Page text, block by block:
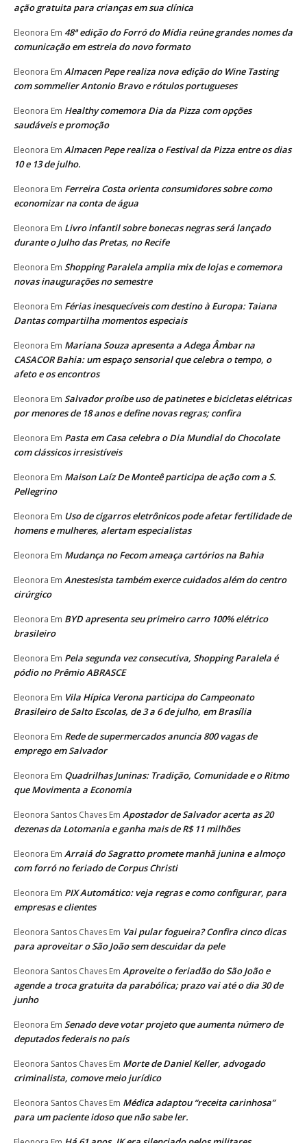
ação gratuita para crianças em sua clínica
Eleonora Em 48ª edição do Forró do Mídia reúne grandes nomes da
comunicação em estreia do novo formato
Eleonora Em Almacen Pepe realiza nova edição do Wine Tasting
com sommelier Antonio Bravo e rótulos portugueses
Eleonora Em Healthy comemora Dia da Pizza com opções
saudáveis e promoção
Eleonora Em Almacen Pepe realiza o Festival da Pizza entre os dias
10 e 13 de julho.
Eleonora Em Ferreira Costa orienta consumidores sobre como
economizar na conta de água
Eleonora Em Livro infantil sobre bonecas negras será lançado
durante o Julho das Pretas, no Recife
Eleonora Em Shopping Paralela amplia mix de lojas e comemora
novas inaugurações no semestre
Eleonora Em Férias inesquecíveis com destino à Europa: Taiana
Dantas compartilha momentos especiais
Eleonora Em Mariana Souza apresenta a Adega Âmbar na
CASACOR Bahia: um espaço sensorial que celebra o tempo, o
afeto e os encontros
Eleonora Em Salvador proíbe uso de patinetes e bicicletas elétricas
por menores de 18 anos e define novas regras; confira
Eleonora Em Pasta em Casa celebra o Dia Mundial do Chocolate
com clássicos irresistíveis
Eleonora Em Maison Laíz De Monteê participa de ação com a S.
Pellegrino
Eleonora Em Uso de cigarros eletrônicos pode afetar fertilidade de
homens e mulheres, alertam especialistas
Eleonora Em Mudança no Fecom ameaça cartórios na Bahia
Eleonora Em Anestesista também exerce cuidados além do centro
cirúrgico
Eleonora Em BYD apresenta seu primeiro carro 100% elétrico
brasileiro
Eleonora Em Pela segunda vez consecutiva, Shopping Paralela é
pódio no Prêmio ABRASCE
Eleonora Em Vila Hípica Verona participa do Campeonato
Brasileiro de Salto Escolas, de 3 a 6 de julho, em Brasília
Eleonora Em Rede de supermercados anuncia 800 vagas de
emprego em Salvador
Eleonora Em Quadrilhas Juninas: Tradição, Comunidade e o Ritmo
que Movimenta a Economia
Eleonora Santos Chaves Em Apostador de Salvador acerta as 20
dezenas da Lotomania e ganha mais de R$ 11 milhões
Eleonora Em Arraiá do Sagratto promete manhã junina e almoço
com forró no feriado de Corpus Christi
Eleonora Em PIX Automático: veja regras e como configurar, para
empresas e clientes
Eleonora Santos Chaves Em Vai pular fogueira? Confira cinco dicas
para aproveitar o São João sem descuidar da pele
Eleonora Santos Chaves Em Aproveite o feriadão do São João e
agende a troca gratuita da parabólica; prazo vai até o dia 30 de
junho
Eleonora Em Senado deve votar projeto que aumenta número de
deputados federais no país
Eleonora Santos Chaves Em Morte de Daniel Keller, advogado
criminalista, comove meio jurídico
Eleonora Santos Chaves Em Médica adaptou “receita carinhosa”
para um paciente idoso que não sabe ler.